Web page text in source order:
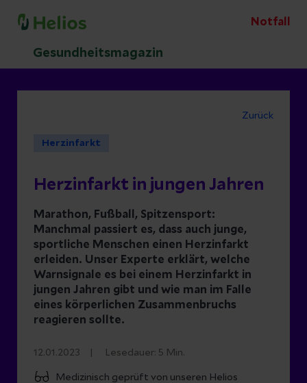
Notfall
Gesundheitsmagazin
Zurück
Herzinfarkt
Herzinfarkt in jungen Jahren
Marathon, Fußball, Spitzensport:
Manchmal passiert es, dass auch junge,
sportliche Menschen einen Herzinfarkt
erleiden. Unser Experte erklärt, welche
Warnsignale es bei einem Herzinfarkt in
jungen Jahren gibt und wie man im Falle
eines körperlichen Zusammenbruchs
reagieren sollte.
12.01.2023 Lesedauer: 5 Min.
Medizinisch geprüft von unseren Helios